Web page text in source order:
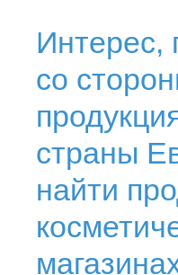
Интерес,
со
страны
найти